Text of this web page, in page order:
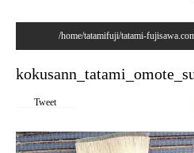
/home/tatamifuji/tatami-
fujisawa.com/
Tweet